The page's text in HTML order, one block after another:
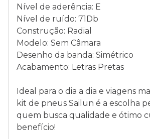
Nível de aderência: E
Nível de ruído: 71Db
Construção: Radial
Modelo: Sem Câmara
Desenho da banda: Simétrico
Acabamento: Letras Pretas
Ideal para o dia a dia e viagens
kit de pneus Sailun é a escolha
quem busca qualidade e ótimo
benefício!